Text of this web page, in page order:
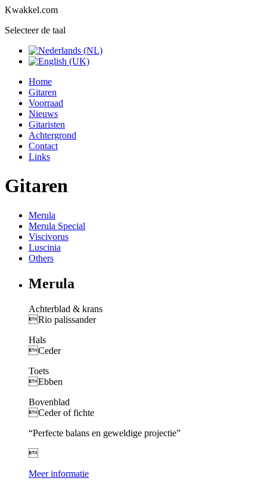
Kwakkel.com
Selecteer de taal
Home
Gitaren
Voorraad
Nieuws
Gitaristen
Achtergrond
Contact
Links
Gitaren
Merula
Merula Special
Viscivorus
Luscinia
Others
Merula
Achterblad & krans
Rio palissander
Hals
Ceder
Toets
Ebben
Bovenblad
Ceder of fichte
“Perfecte balans en geweldige projectie”

Meer informatie